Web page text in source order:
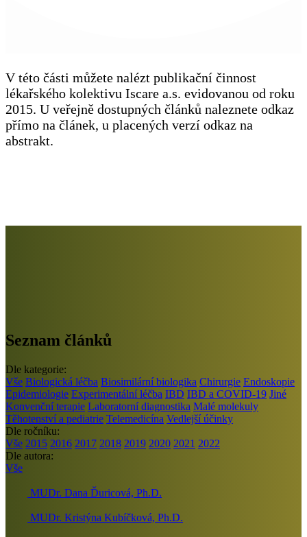
V této části můžete nalézt publikační činnost
lékařského kolektivu Iscare a.s. evidovanou od roku
2015. U veřejně dostupných článků naleznete odkaz
přímo na článek, u placených verzí odkaz na
abstrakt.
Seznam článků
Dle kategorie:
Vše Biologická léčba Biosimilární biologika Chirurgie Endoskopie
Epidemiologie Experimentální léčba IBD IBD a COVID-19 Jiné
Konvenční terapie Laboratorní diagnostika Malé molekuly
Těhotenství a pediatrie Telemedicína Vedlejší účinky
Dle ročníku:
Vše 2015 2016 2017 2018 2019 2020 2021 2022
Dle autora:
Vše
MUDr. Dana Ďuricová, Ph.D.
MUDr. Kristýna Kubíčková, Ph.D.